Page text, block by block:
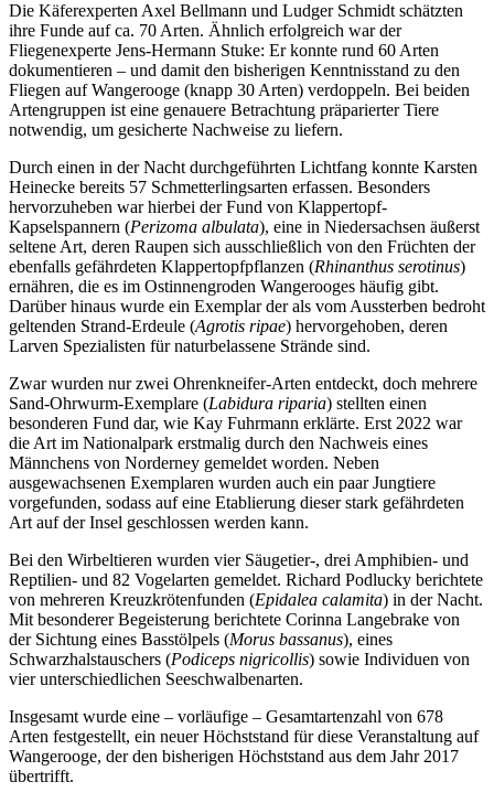
Die Käferexperten Axel Bellmann und Ludger Schmidt schätzten
ihre Funde auf ca. 70 Arten. Ähnlich erfolgreich war der
Fliegenexperte Jens-Hermann Stuke: Er konnte rund 60 Arten
dokumentieren – und damit den bisherigen Kenntnisstand zu den
Fliegen auf Wangerooge (knapp 30 Arten) verdoppeln. Bei beiden
Artengruppen ist eine genauere Betrachtung präparierter Tiere
notwendig, um gesicherte Nachweise zu liefern.
Durch einen in der Nacht durchgeführten Lichtfang konnte Karsten
Heinecke bereits 57 Schmetterlingsarten erfassen. Besonders
hervorzuheben war hierbei der Fund von Klappertopf-
Kapselspannern (Perizoma albulata), eine in Niedersachsen äußerst
seltene Art, deren Raupen sich ausschließlich von den Früchten der
ebenfalls gefährdeten Klappertopfpflanzen (Rhinanthus serotinus)
ernähren, die es im Ostinnengroden Wangerooges häufig gibt.
Darüber hinaus wurde ein Exemplar der als vom Aussterben bedroht
geltenden Strand-Erdeule (Agrotis ripae) hervorgehoben, deren
Larven Spezialisten für naturbelassene Strände sind.
Zwar wurden nur zwei Ohrenkneifer-Arten entdeckt, doch mehrere
Sand-Ohrwurm-Exemplare (Labidura riparia) stellten einen
besonderen Fund dar, wie Kay Fuhrmann erklärte. Erst 2022 war
die Art im Nationalpark erstmalig durch den Nachweis eines
Männchens von Norderney gemeldet worden. Neben
ausgewachsenen Exemplaren wurden auch ein paar Jungtiere
vorgefunden, sodass auf eine Etablierung dieser stark gefährdeten
Art auf der Insel geschlossen werden kann.
Bei den Wirbeltieren wurden vier Säugetier-, drei Amphibien- und
Reptilien- und 82 Vogelarten gemeldet. Richard Podlucky berichtete
von mehreren Kreuzkrötenfunden (Epidalea calamita) in der Nacht.
Mit besonderer Begeisterung berichtete Corinna Langebrake von
der Sichtung eines Basstölpels (Morus bassanus), eines
Schwarzhalstauschers (Podiceps nigricollis) sowie Individuen von
vier unterschiedlichen Seeschwalbenarten.
Insgesamt wurde eine – vorläufige – Gesamtartenzahl von 678
Arten festgestellt, ein neuer Höchststand für diese Veranstaltung auf
Wangerooge, der den bisherigen Höchststand aus dem Jahr 2017
übertrifft.